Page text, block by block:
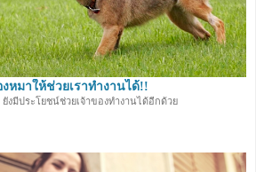
หมาให้ช่วยเราทำงานได้!!
มีประโยชน์ช่วยเจ้าของทำงานได้อีกด้วย